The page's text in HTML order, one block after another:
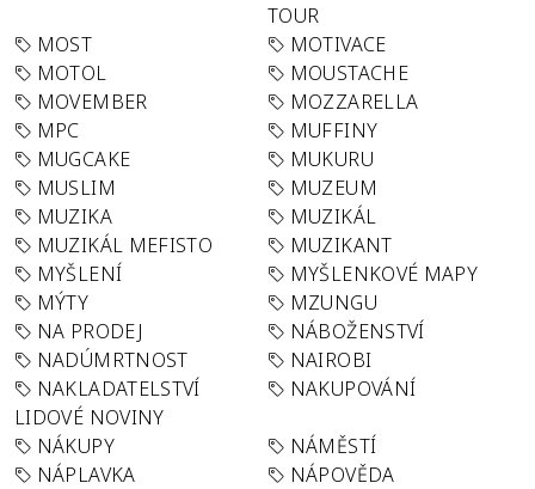
TOUR
MOST
MOTIVACE
MOTOL
MOUSTACHE
MOVEMBER
MOZZARELLA
MPC
MUFFINY
MUGCAKE
MUKURU
MUSLIM
MUZEUM
MUZIKA
MUZIKÁL
MUZIKÁL MEFISTO
MUZIKANT
MYŠLENÍ
MYŠLENKOVÉ MAPY
MÝTY
MZUNGU
NA PRODEJ
NÁBOŽENSTVÍ
NADÚMRTNOST
NAIROBI
NAKLADATELSTVÍ
LIDOVÉ NOVINY
NAKUPOVÁNÍ
NÁKUPY
NÁMĚSTÍ
NÁPLAVKA
NÁPOVĚDA